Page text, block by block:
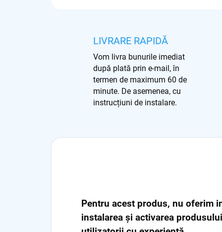
LIVRARE RAPIDĂ
Vom livra bunurile imediat
după plată prin e-mail, în
termen de maximum 60 de
minute. De asemenea, cu
instrucțiuni de instalare.
Pentru acest produs, nu oferim
instalarea și activarea